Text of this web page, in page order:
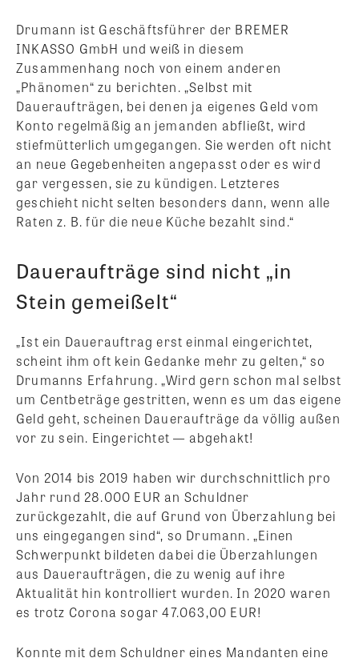
Drumann ist Geschäftsführer der BREMER
INKASSO GmbH und weiß in diesem
Zusammenhang noch von einem anderen
„Phänomen“ zu berichten. „Selbst mit
Daueraufträgen, bei denen ja eigenes Geld vom
Konto regelmäßig an jemanden abfließt, wird
stiefmütterlich umgegangen. Sie werden oft nicht
an neue Gegebenheiten angepasst oder es wird
gar vergessen, sie zu kündigen. Letzteres
geschieht nicht selten besonders dann, wenn alle
Raten z. B. für die neue Küche bezahlt sind.“
Daueraufträge sind nicht „in
Stein gemeißelt“
„Ist ein Dauerauftrag erst einmal eingerichtet,
scheint ihm oft kein Gedanke mehr zu gelten,“ so
Drumanns Erfahrung. „Wird gern schon mal selbst
um Centbeträge gestritten, wenn es um das eigene
Geld geht, scheinen Daueraufträge da völlig außen
vor zu sein. Eingerichtet — abgehakt!
Von 2014 bis 2019 haben wir durchschnittlich pro
Jahr rund 28.000 EUR an Schuldner
zurückgezahlt, die auf Grund von Überzahlung bei
uns eingegangen sind“, so Drumann. „Einen
Schwerpunkt bildeten dabei die Überzahlungen
aus Daueraufträgen, die zu wenig auf ihre
Aktualität hin kontrolliert wurden. In 2020 waren
es trotz Corona sogar 47.063,00 EUR!
Konnte mit dem Schuldner eines Mandanten eine